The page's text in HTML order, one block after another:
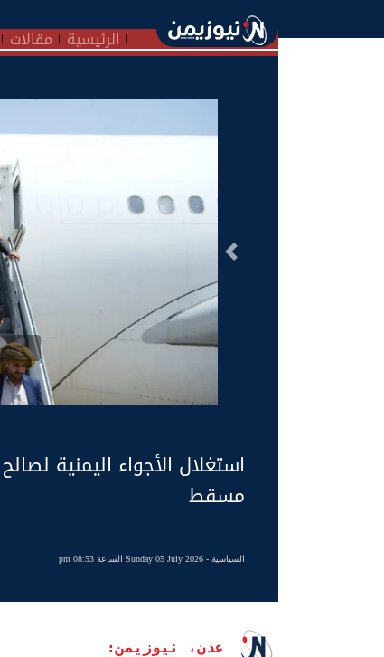
الرئيسية مقالات
السابق
استغلال الأجواء اليمنية
مسقط
السياسية- Sunday 05 July 2026 الساعة 08:53 pm
عدن، نيوزيمن: